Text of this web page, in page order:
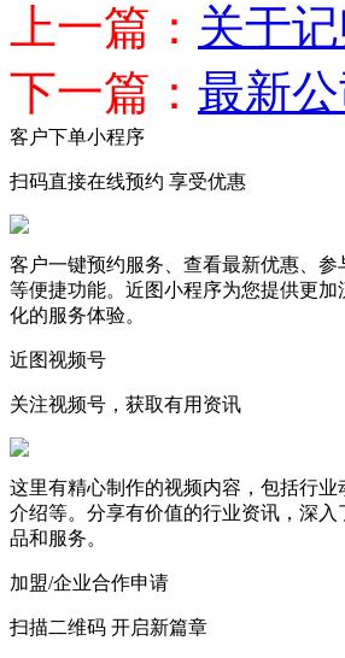
上一篇： 关于
下一篇： 最新
客户下单小程序
扫码直接在线预约 享受优惠
客户一键预约服务、查看最新优惠、参
等便捷功能。近图小程序为您提供更加
化的服务体验。
近图视频号
关注视频号，获取有用资讯
这里有精心制作的视频内容，包括行业
介绍等。分享有价值的行业资讯，深入
品和服务。
加盟/企业合作申请
扫描二维码 开启新篇章